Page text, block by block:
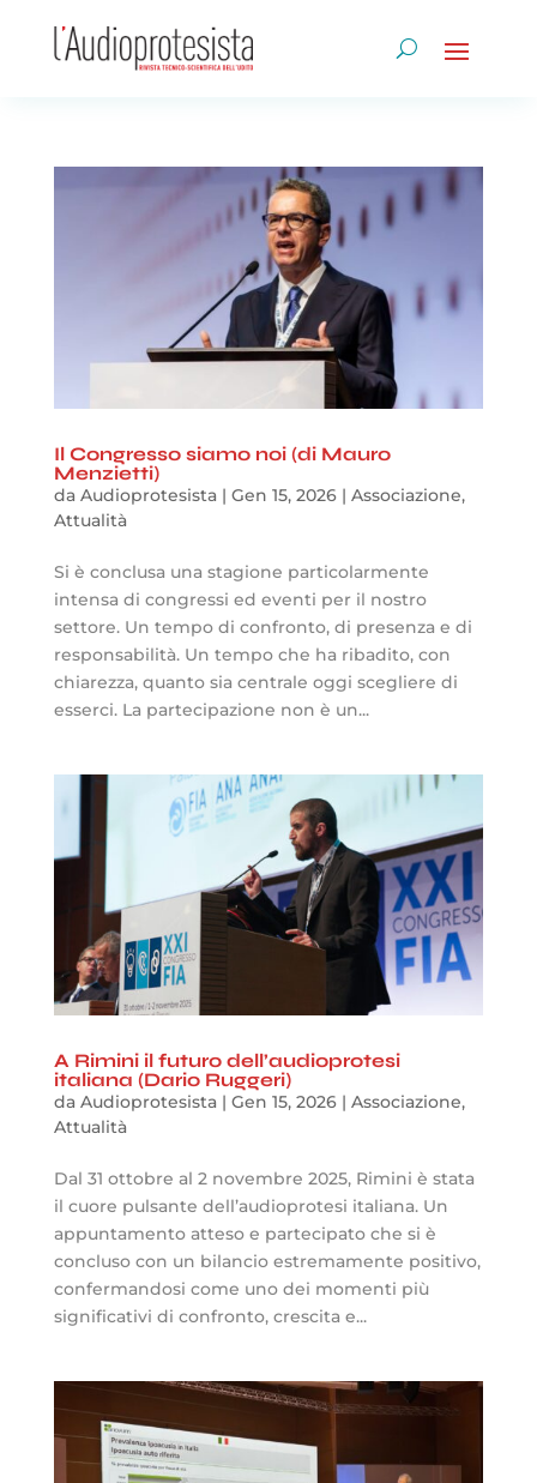
Il Congresso siamo noi (di Mauro
Menzietti)
da Audioprotesista| Gen 15, 2026| Associazione,
Attualità
Si è conclusa una stagione particolarmente
intensa di congressi ed eventi per il nostro
settore. Un tempo di confronto, di presenza e di
responsabilità. Un tempo che ha ribadito, con
chiarezza, quanto sia centrale oggi scegliere di
esserci. La partecipazione non è un...
A Rimini il futuro dell’audioprotesi
italiana (Dario Ruggeri)
da Audioprotesista| Gen 15, 2026| Associazione,
Attualità
Dal 31 ottobre al 2 novembre 2025, Rimini è stata
il cuore pulsante dell’audioprotesi italiana. Un
appuntamento atteso e partecipato che si è
concluso con un bilancio estremamente positivo,
confermandosi come uno dei momenti più
significativi di confronto, crescita e...